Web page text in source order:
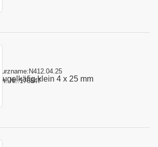
Kugelkäfig klein 4 x 25 mm
Kurzname: N412.04.25
Art.-Nr.:176847